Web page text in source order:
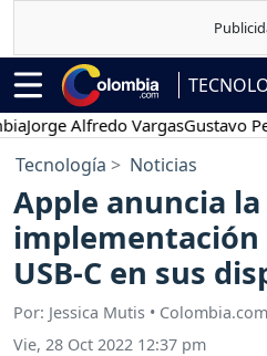
Alfredo VargasGustavo Petro
Tecnología Noticias
Apple anuncia la
USB-C en sus
Por: Jessica Mutis • Colombia.com
Vie, 28 Oct 2022 12:37 pm